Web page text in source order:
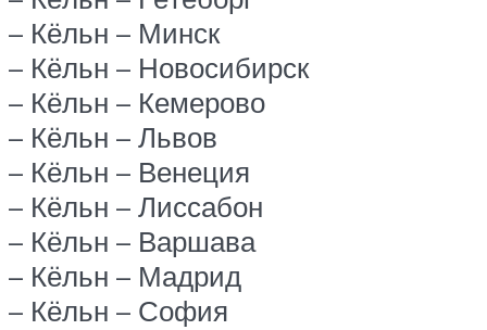
– Кёльн – Минск
– Кёльн – Новосибирск
– Кёльн – Кемерово
– Кёльн – Львов
– Кёльн – Венеция
– Кёльн – Лиссабон
– Кёльн – Варшава
– Кёльн – Мадрид
– Кёльн – София